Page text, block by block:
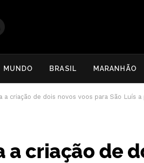
MUNDO BRASIL MARANHÃO
a criação de dois novos voos para São Luís
a criação de